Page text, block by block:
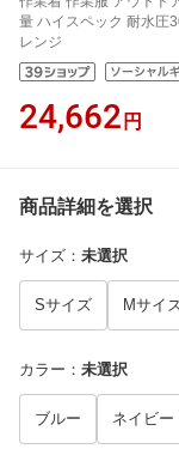
量 ハイスペック 耐水圧
レンジ
24,662 円
商品詳細を選択
サイズ ： 未選択
Sサイズ Mサイ
カラー ： 未選択
ブルー ネイビー